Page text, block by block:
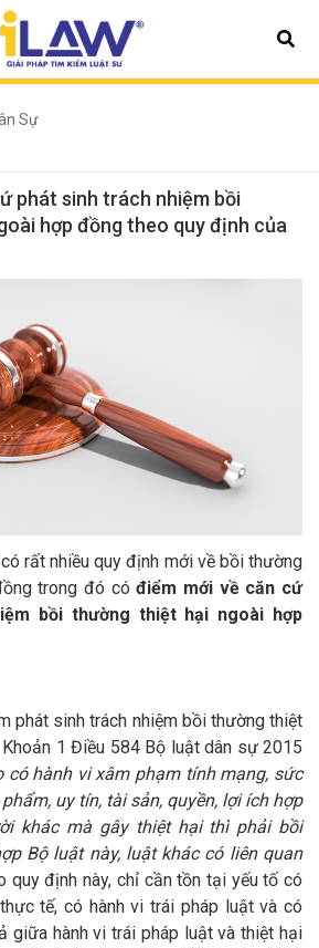
Sự
phát sinh trách nhiệm bồi
hợp đồng theo quy định của
rất nhiều quy định mới về bồi thường
trong đó cóđiểm mới về căn cứ
bồi thường thiệt hại ngoài hợp
phát sinh trách nhiệm bồi thường thiệt
1 Điều 584 Bộ luật dân sự 2015
có hành vi xâm phạm tính mạng, sức
uy tín, tài sản, quyền, lợi ích hợp
khác mà gây thiệt hại thì phải bồi
Bộ luật này, luật khác có liên quan
quy định này, chỉ cần tồn tại yếu tố có
tế, có hành vi trái pháp luật và có
giữa hành vi trái pháp luật và thiệt hại